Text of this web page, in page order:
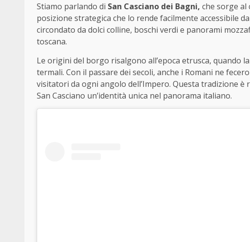
Stiamo parlando di San Casciano dei Bagni, che sorge al
posizione strategica che lo rende facilmente accessibile
circondato da dolci colline, boschi verdi e panorami
toscana.
Le origini del borgo risalgono all’epoca etrusca, quando
termali. Con il passare dei secoli, anche i Romani ne
visitatori da ogni angolo dell’Impero. Questa tradizione
San Casciano un’identità unica nel panorama italiano.